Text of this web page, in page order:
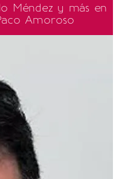
Méndez y más en
Amoroso